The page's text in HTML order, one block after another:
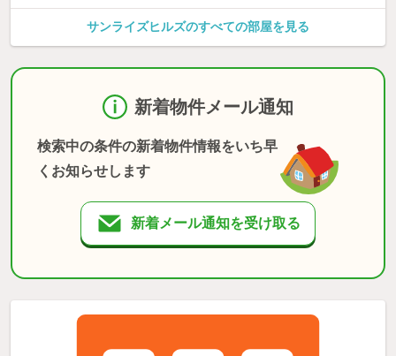
サンライズヒルズのすべての部屋を見る
新着物件メール通知
検索中の条件の新着物件情報をいち早
くお知らせします
新着メール通知を受け取る